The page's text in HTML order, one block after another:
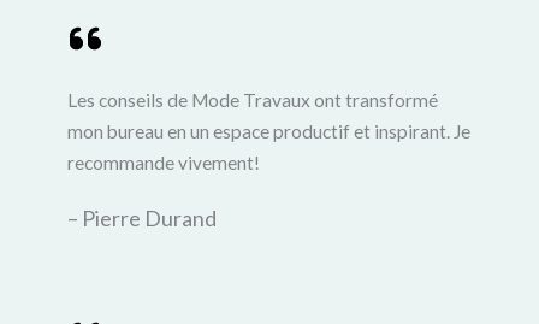
Les conseils de Mode Travaux ont transformé
mon bureau en un espace productif et inspirant. Je
recommande vivement!
– Pierre Durand